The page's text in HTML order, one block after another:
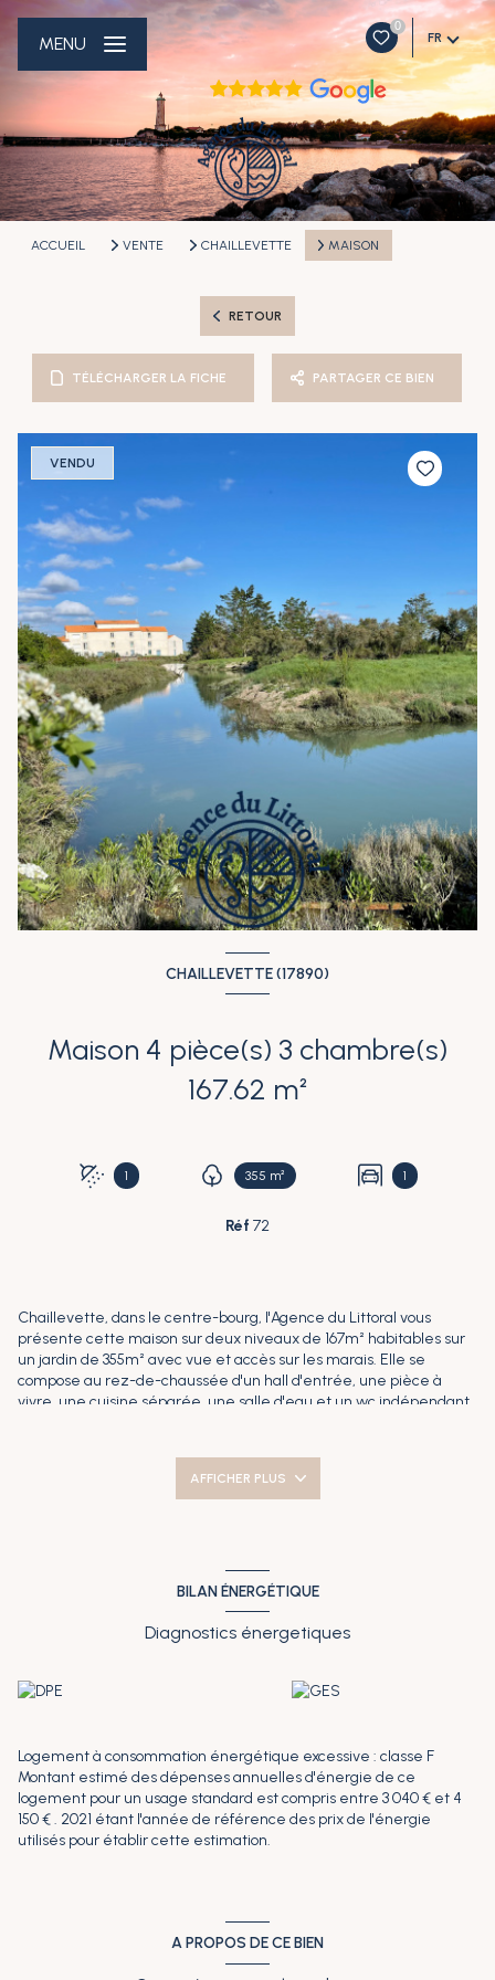
0
FR
MENU
ACCUEIL VENTE CHAILLEVETTE MAISON
RETOUR
TÉLÉCHARGER LA FICHE PARTAGER CE BIEN
VENDU
CHAILLEVETTE (17890)
Maison 4 pièce(s) 3 chambre(s)
167.62 m²
1 355 m² 1
Réf 72
Chaillevette, dans le centre-bourg, l'Agence du Littoral vous
présente cette maison sur deux niveaux de 167m² habitables sur
un jardin de 355m² avec vue et accès sur les marais. Elle se
compose au rez-de-chaussée d'un hall d'entrée, une pièce à
vivre, une cuisine séparée, une salle d'eau et un wc indépendant.
isolation faits. Plus de détails sur le site de l'Agence du Littoral
AFFICHER PLUS
BILAN ÉNERGÉTIQUE
Diagnostics énergetiques
Logement à consommation énergétique excessive : classe F
Montant estimé des dépenses annuelles d'énergie de ce
logement pour un usage standard est compris entre 3 040 € et 4
150 € . 2021 étant l'année de référence des prix de l'énergie
utilisés pour établir cette estimation.
A PROPOS DE CE BIEN